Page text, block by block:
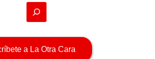
a La Otra Cara